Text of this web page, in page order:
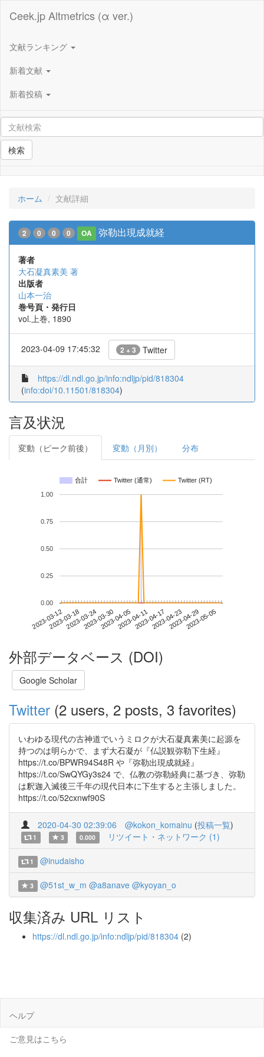
Ceek.jp Altmetrics (α ver.)
文献ランキング
新着文献
新着投稿
検索
ホーム 文献詳細
2 0 0 0 OA 弥勒出現成就経
著者
大石凝真素美 著
出版者
山本一治
巻号頁・発行日
vol.上巻, 1890
2023-04-09 17:45:32 2 + 3 Twitter
https://dl.ndl.go.jp/info:ndljp/pid/818304
(info:doi/10.11501/818304)
言及状況
変動（ピーク前後） 変動（月別） 分布
合計 Twitter (通常) Twitter (RT)
2023-03-122023-03-182023-03-242023-03-302023-04-052023-04-112023-04-172023-04-232023-04-292023-05-05
0.00
0.25
0.50
0.75
1.00
外部データベース (DOI)
Google Scholar
Twitter (2 users, 2 posts, 3 favorites)
いわゆる現代の古神道でいうミロクが大石凝真素美に起源を
持つのは明らかで、まず大石凝が『仏説観弥勒下生経』
https://t.co/BPWR94S48R や『弥勒出現成就経』
https://t.co/SwQYGy3s24 で、仏教の弥勒経典に基づき、弥勒
は釈迦入滅後三千年の現代日本に下生すると主張しました。
https://t.co/52cxnwf90S
2020-04-30 02:39:06 @kokon_komainu (投稿一覧)
1 3 0.000 リツイート・ネットワーク (1)
1 @inudaisho
3 @51st_w_m @a8anave @kyoyan_o
収集済み URL リスト
https://dl.ndl.go.jp/info:ndljp/pid/818304 (2)
ヘルプ
ご意見はこちら